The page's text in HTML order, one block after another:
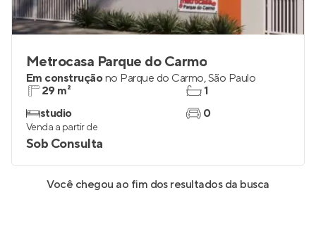
Metrocasa Parque do Carmo
Em construçãono Parque do Carmo,São Paulo
29 m²
studio
1
0
Venda a partir de
Sob Consulta
Você chegou ao fim dos resultados da busca